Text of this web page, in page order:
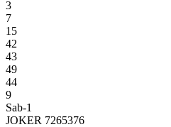
3
7
15
42
43
49
44
9
Sab-1
JOKER 7265376